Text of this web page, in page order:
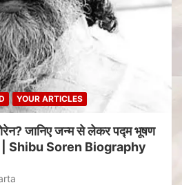
YOUR ARTICLES
जानिए जन्म से लेकर पद्म भूषण
| Shibu Soren Biography